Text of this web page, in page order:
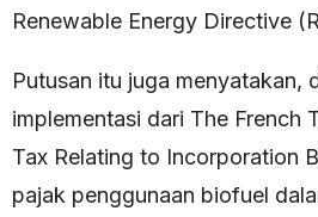
Renewable Energy Directive
Putusan itu juga menyatakan,
implementasi dari The French
Tax Relating to Incorporation
pajak penggunaan biofuel